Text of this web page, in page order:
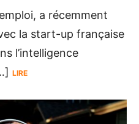
a récemment
la start-up française
l’intelligence
LIRE